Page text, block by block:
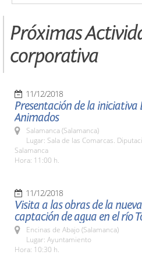
Próximas
corporativa
11/12/2018
Presentación de la iniciativa
Animados
Salamanca (Salamanca)
Lugar: Sala de las Comarcas.
Salamanca
Hora: 11:00 h.
11/12/2018
Visita a las obras de la nueva
captación de agua en el río
Encinas de Abajo (Salamanca)
Lugar: Ayuntamiento
Hora: 10:30 h.